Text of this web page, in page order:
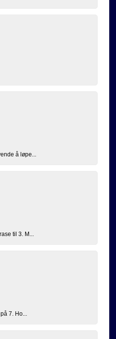
å løpe...
til 3. M...
7. Ho...